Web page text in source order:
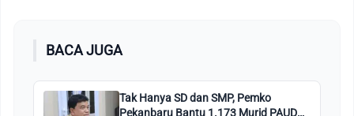
BACA JUGA
Tak Hanya SD dan SMP, Pemko
Pekanbaru Bantu 1.173 Murid PAUD